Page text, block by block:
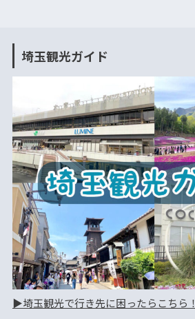
埼玉観光ガイド
▶︎埼玉観光で行き先に困ったらこちら！